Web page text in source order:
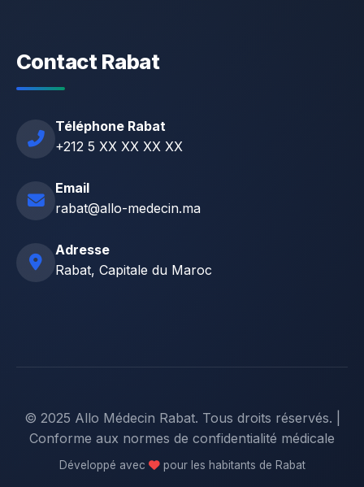
Contact Rabat
Téléphone Rabat
+212 5 XX XX XX XX
Email
rabat@allo-medecin.ma
Adresse
Rabat, Capitale du Maroc
© 2025 Allo Médecin Rabat. Tous droits réservés. |
Conforme aux normes de confidentialité médicale
Développé avec pour les habitants de Rabat